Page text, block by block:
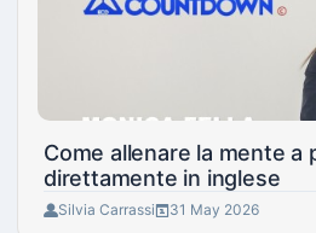
Come allenare la mente a
direttamente in inglese
Silvia Carrassi 31 May 2026